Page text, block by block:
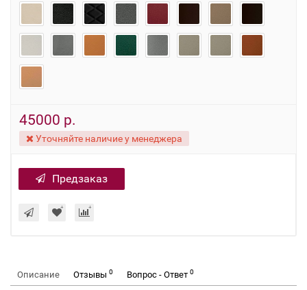
45000 р.
Уточняйте наличие у менеджера
Предзаказ
Описание Отзывы 0 Вопрос - Ответ 0